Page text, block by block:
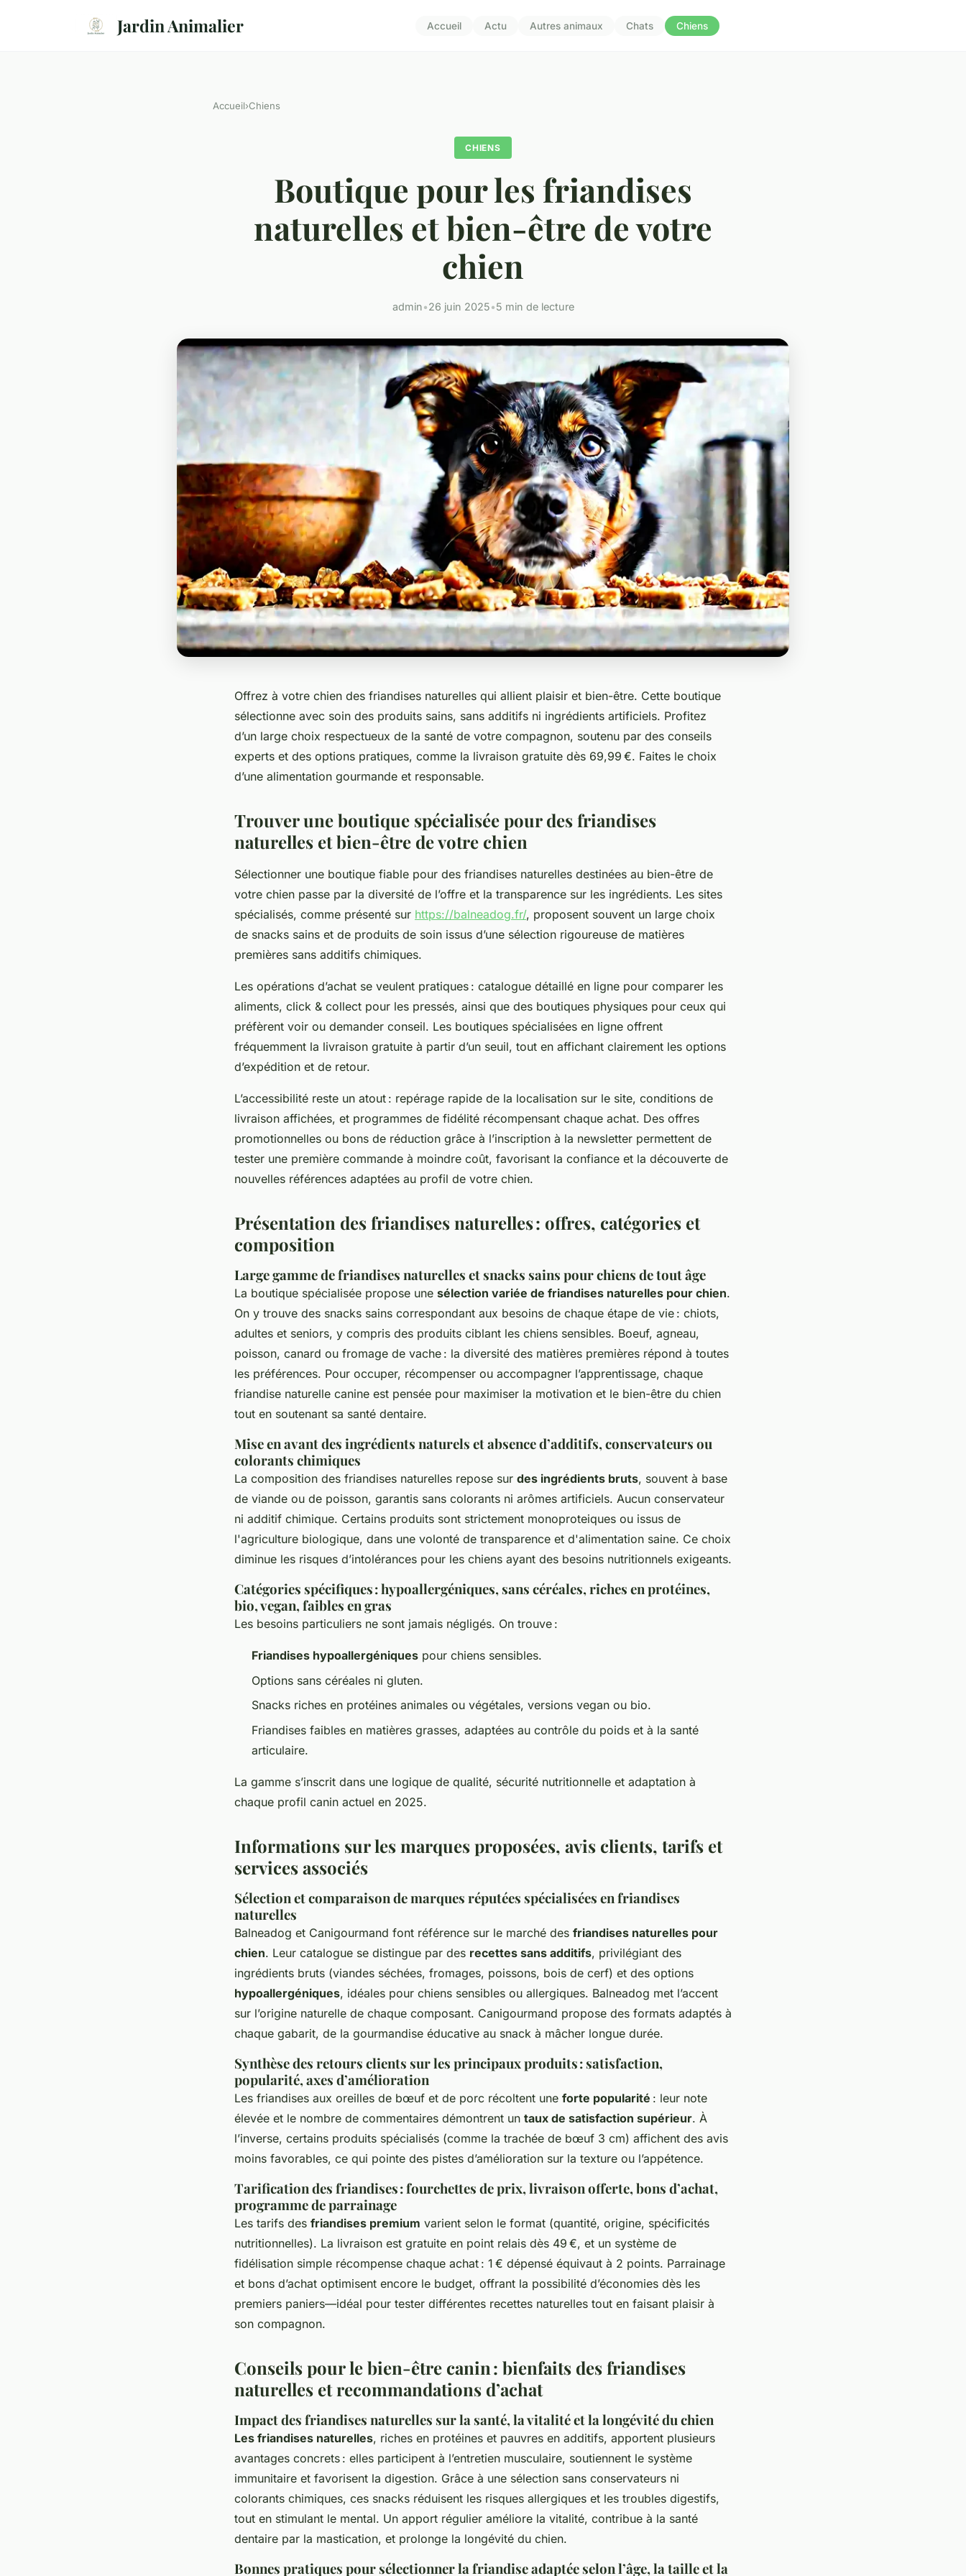
Jardin Animalier Accueil Actu Autres animaux Chats Chiens
Accueil›Chiens
CHIENS
Boutique pour les friandises
naturelles et bien-être de votre
chien
admin•26 juin 2025•5 min de lecture
Offrez à votre chien des friandises naturelles qui allient plaisir et bien-être. Cette boutique
sélectionne avec soin des produits sains, sans additifs ni ingrédients artificiels. Profitez
d’un large choix respectueux de la santé de votre compagnon, soutenu par des conseils
experts et des options pratiques, comme la livraison gratuite dès 69,99 €. Faites le choix
d’une alimentation gourmande et responsable.
Trouver une boutique spécialisée pour des friandises
naturelles et bien-être de votre chien
Sélectionner une boutique fiable pour des friandises naturelles destinées au bien-être de
votre chien passe par la diversité de l’offre et la transparence sur les ingrédients. Les sites
spécialisés, comme présenté sur https://balneadog.fr/, proposent souvent un large choix
de snacks sains et de produits de soin issus d’une sélection rigoureuse de matières
premières sans additifs chimiques.
Les opérations d’achat se veulent pratiques : catalogue détaillé en ligne pour comparer les
aliments, click & collect pour les pressés, ainsi que des boutiques physiques pour ceux qui
préfèrent voir ou demander conseil. Les boutiques spécialisées en ligne offrent
fréquemment la livraison gratuite à partir d’un seuil, tout en affichant clairement les options
d’expédition et de retour.
L’accessibilité reste un atout : repérage rapide de la localisation sur le site, conditions de
livraison affichées, et programmes de fidélité récompensant chaque achat. Des offres
promotionnelles ou bons de réduction grâce à l’inscription à la newsletter permettent de
tester une première commande à moindre coût, favorisant la confiance et la découverte de
nouvelles références adaptées au profil de votre chien.
Présentation des friandises naturelles : offres, catégories et
composition
Large gamme de friandises naturelles et snacks sains pour chiens de tout âge
La boutique spécialisée propose une sélection variée de friandises naturelles pour chien.
On y trouve des snacks sains correspondant aux besoins de chaque étape de vie : chiots,
adultes et seniors, y compris des produits ciblant les chiens sensibles. Boeuf, agneau,
poisson, canard ou fromage de vache : la diversité des matières premières répond à toutes
les préférences. Pour occuper, récompenser ou accompagner l’apprentissage, chaque
friandise naturelle canine est pensée pour maximiser la motivation et le bien-être du chien
tout en soutenant sa santé dentaire.
Mise en avant des ingrédients naturels et absence d’additifs, conservateurs ou
colorants chimiques
La composition des friandises naturelles repose sur des ingrédients bruts, souvent à base
de viande ou de poisson, garantis sans colorants ni arômes artificiels. Aucun conservateur
ni additif chimique. Certains produits sont strictement monoproteiques ou issus de
l'agriculture biologique, dans une volonté de transparence et d'alimentation saine. Ce choix
diminue les risques d’intolérances pour les chiens ayant des besoins nutritionnels exigeants.
Catégories spécifiques : hypoallergéniques, sans céréales, riches en protéines,
bio, vegan, faibles en gras
Les besoins particuliers ne sont jamais négligés. On trouve :
Friandises hypoallergéniques pour chiens sensibles.
Options sans céréales ni gluten.
Snacks riches en protéines animales ou végétales, versions vegan ou bio.
Friandises faibles en matières grasses, adaptées au contrôle du poids et à la santé
articulaire.
La gamme s’inscrit dans une logique de qualité, sécurité nutritionnelle et adaptation à
chaque profil canin actuel en 2025.
Informations sur les marques proposées, avis clients, tarifs et
services associés
Sélection et comparaison de marques réputées spécialisées en friandises
naturelles
Balneadog et Canigourmand font référence sur le marché des friandises naturelles pour
chien. Leur catalogue se distingue par des recettes sans additifs, privilégiant des
ingrédients bruts (viandes séchées, fromages, poissons, bois de cerf) et des options
hypoallergéniques, idéales pour chiens sensibles ou allergiques. Balneadog met l’accent
sur l’origine naturelle de chaque composant. Canigourmand propose des formats adaptés à
chaque gabarit, de la gourmandise éducative au snack à mâcher longue durée.
Synthèse des retours clients sur les principaux produits : satisfaction,
popularité, axes d’amélioration
Les friandises aux oreilles de bœuf et de porc récoltent une forte popularité : leur note
élevée et le nombre de commentaires démontrent un taux de satisfaction supérieur. À
l’inverse, certains produits spécialisés (comme la trachée de bœuf 3 cm) affichent des avis
moins favorables, ce qui pointe des pistes d’amélioration sur la texture ou l’appétence.
Tarification des friandises : fourchettes de prix, livraison offerte, bons d’achat,
programme de parrainage
Les tarifs des friandises premium varient selon le format (quantité, origine, spécificités
nutritionnelles). La livraison est gratuite en point relais dès 49 €, et un système de
fidélisation simple récompense chaque achat : 1 € dépensé équivaut à 2 points. Parrainage
et bons d’achat optimisent encore le budget, offrant la possibilité d’économies dès les
premiers paniers—idéal pour tester différentes recettes naturelles tout en faisant plaisir à
son compagnon.
Conseils pour le bien-être canin : bienfaits des friandises
naturelles et recommandations d’achat
Impact des friandises naturelles sur la santé, la vitalité et la longévité du chien
Les friandises naturelles, riches en protéines et pauvres en additifs, apportent plusieurs
avantages concrets : elles participent à l’entretien musculaire, soutiennent le système
immunitaire et favorisent la digestion. Grâce à une sélection sans conservateurs ni
colorants chimiques, ces snacks réduisent les risques allergiques et les troubles digestifs,
tout en stimulant le mental. Un apport régulier améliore la vitalité, contribue à la santé
dentaire par la mastication, et prolonge la longévité du chien.
Bonnes pratiques pour sélectionner la friandise adaptée selon l’âge, la taille et la